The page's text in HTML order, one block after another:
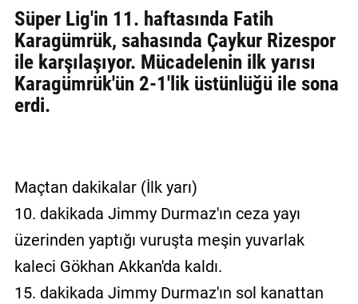
Gizlilik
Sözleşmesi
Kullanıcı
Sözleşmesi
Süper Lig'in 11. haftasında Fatih
Karagümrük, sahasında Çaykur Rizespor
ile karşılaşıyor. Mücadelenin ilk yarısı
Karagümrük'ün 2-1'lik üstünlüğü ile sona
erdi.
Maçtan dakikalar (İlk yarı)
10. dakikada Jimmy Durmaz'ın ceza yayı
üzerinden yaptığı vuruşta meşin yuvarlak
kaleci Gökhan Akkan'da kaldı.
15. dakikada Jimmy Durmaz'ın sol kanattan